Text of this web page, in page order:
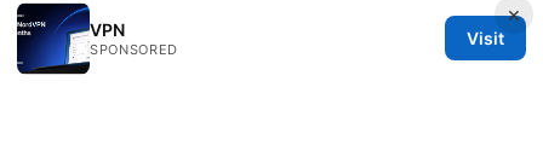
×
VPN
SPONSORED
Visit